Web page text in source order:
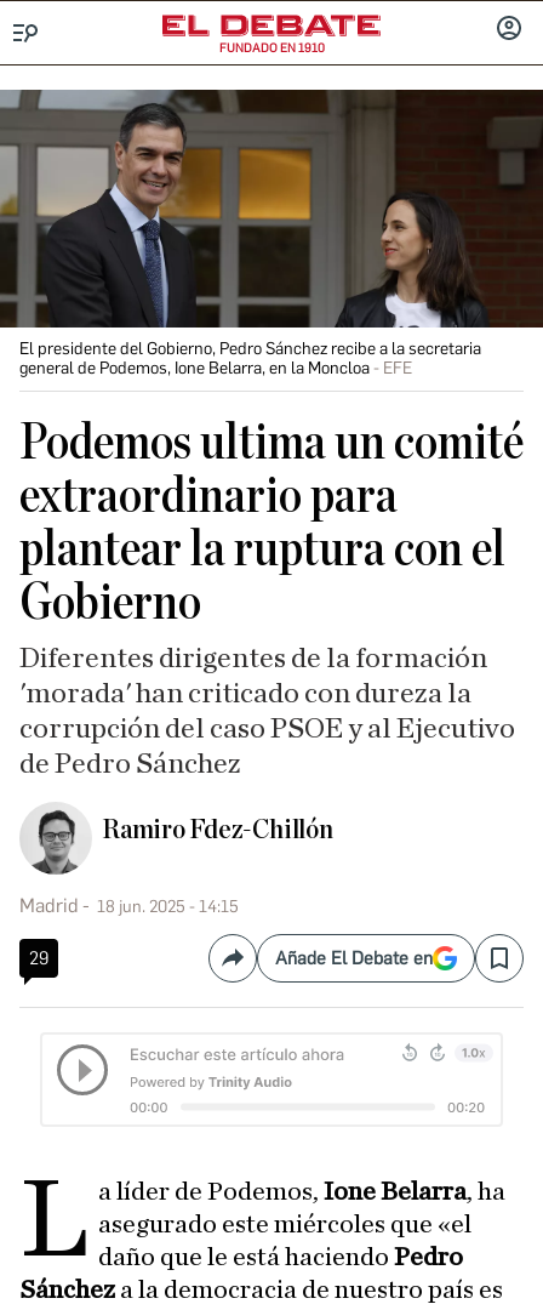
FUNDADO EN 1910
El presidente del Gobierno, Pedro Sánchez recibe a la secretaria
general de Podemos, Ione Belarra, en la Moncloa
EFE
Podemos ultima un comité
extraordinario para
plantear la ruptura con el
Gobierno
Diferentes dirigentes de la formación
'morada' han criticado con dureza la
corrupción del caso PSOE y al Ejecutivo
de Pedro Sánchez
Ramiro Fdez-Chillón
Madrid 18 jun. 2025 - 14:15
29 CompartirAñade El Debate en Save
L a líder de Podemos,Ione Belarra, ha
asegurado este miércoles que «el
daño que le está haciendoPedro
Sáncheza la democracia de nuestro país es